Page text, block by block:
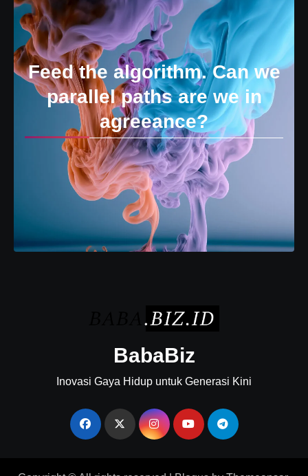
Feed the algorithm. Can we
parallel paths are we in
agreeance?
BabaBiz
Inovasi Gaya Hidup untuk Generasi Kini